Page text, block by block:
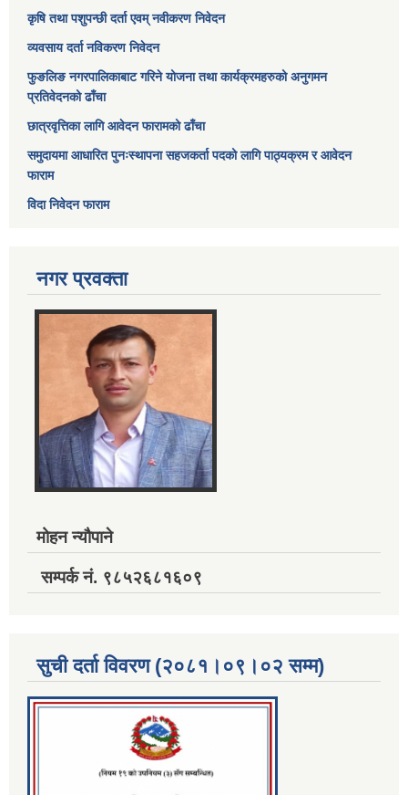
कृषि तथा पशुपन्छी दर्ता एवम् नवीकरण निवेदन
व्यवसाय दर्ता नविकरण निवेदन
फुङलिङ नगरपालिकाबाट गरिने योजना तथा कार्यक्रमहरुको अनुगमन
प्रतिवेदनको ढाँचा
छात्रवृत्तिका लागि आवेदन फारामको ढाँचा
समुदायमा आधारित पुनःस्थापना सहजकर्ता पदको लागि पाठ्यक्रम र आवेदन
फाराम
विदा निवेदन फाराम
नगर प्रवक्ता
मोहन न्यौपाने
सम्पर्क नं. ९८५२६८१६०९
सुची दर्ता विवरण (२०८१।०९।०२ सम्म)